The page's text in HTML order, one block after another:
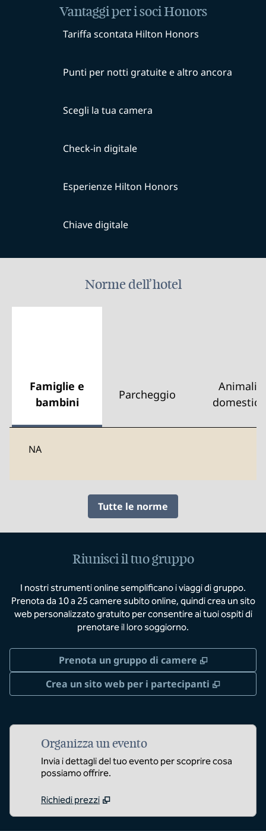
Vantaggi per i soci Honors
Tariffa scontata Hilton Honors
Punti per notti gratuite e altro ancora
Scegli la tua camera
Check-in digitale
Esperienze Hilton Honors
Chiave digitale
Norme dell’hotel
Famiglie e
bambini
Parcheggio
Animali
domestici
NA
Tutte le norme
Riunisci il tuo gruppo
I nostri strumenti online semplificano i viaggi di gruppo.
Prenota da 10 a 25 camere subito online, quindi crea un sito
web personalizzato gratuito per consentire ai tuoi ospiti di
prenotare il loro soggiorno.
Prenota un gruppo di camere ,
Crea un sito web per i partecipanti
,
Organizza un evento
Invia i dettagli del tuo evento per scoprire cosa
possiamo offrire.
Richiedi prezzi